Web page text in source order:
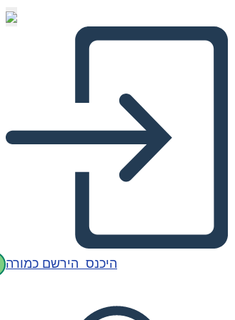
היכנס הירשם כמורה